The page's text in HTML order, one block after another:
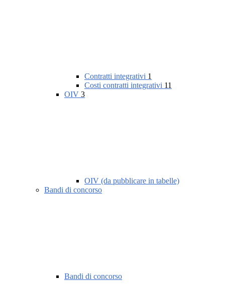
Contratti integrativi 1
Costi contratti integrativi 11
OIV 3
OIV (da pubblicare in tabelle)
Bandi di concorso
Bandi di concorso